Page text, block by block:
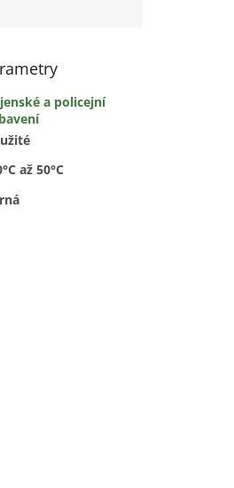
a policejní
až 50°C